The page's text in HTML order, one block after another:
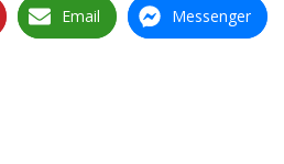
Email Messenger